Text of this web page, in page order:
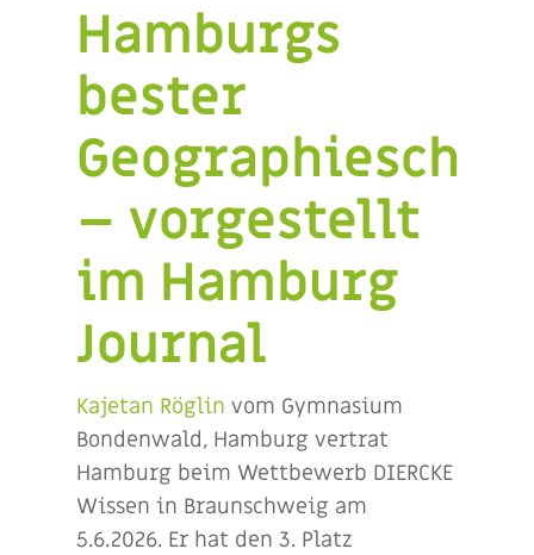
Hamburgs
bester
– vorgestellt
im Hamburg
Journal
Kajetan Röglin vom Gymnasium
Bondenwald, Hamburg vertrat
Hamburg beim Wettbewerb DIERCKE
Wissen in Braunschweig am
5.6.2026. Er hat den 3. Platz